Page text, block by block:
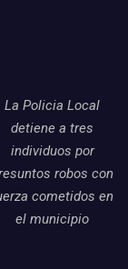
La Policia Local
detiene a tres
individuos por
robos con
cometidos en
el municipio